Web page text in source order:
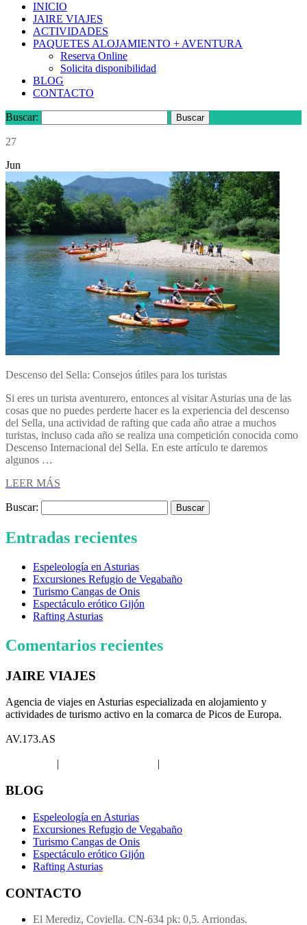
INICIO
JAIRE VIAJES
ACTIVIDADES
PAQUETES ALOJAMIENTO + AVENTURA
Reserva Online
Solicita disponibilidad
BLOG
CONTACTO
Buscar:
27
Jun
Descenso del Sella: Consejos útiles para los turistas
Si eres un turista aventurero, entonces al visitar Asturias una de las
cosas que no puedes perderte hacer es la experiencia del descenso
del Sella, una actividad de rafting que cada año atrae a muchos
turistas, incluso cada año se realiza una competición conocida como
Descenso Internacional del Sella. En este artículo te daremos
algunos …
LEER MÁS
Buscar:
Entradas recientes
Espeleología en Asturias
Excursiones Refugio de Vegabaño
Turismo Cangas de Onis
Espectáculo erótico Gijón
Rafting Asturias
Comentarios recientes
JAIRE VIAJES
Agencia de viajes en Asturias especializada en alojamiento y
actividades de turismo activo en la comarca de Picos de Europa.
AV.173.AS
BLOG
Espeleología en Asturias
Excursiones Refugio de Vegabaño
Turismo Cangas de Onis
Espectáculo erótico Gijón
Rafting Asturias
CONTACTO
El Merediz, Coviella. CN-634 pk: 0,5. Arriondas.